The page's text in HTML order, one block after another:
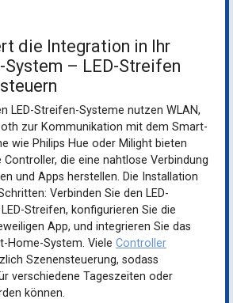
die Integration in Ihr
– LED-Streifen
LED-Streifen-Systeme nutzen WLAN,
zur Kommunikation mit dem Smart-
wie Philips Hue oder Milight bieten
die eine nahtlose Verbindung
und Apps herstellen. Die Installation
Verbinden Sie den LED-
Streifen, konfigurieren Sie die
App, und integrieren Sie das
Home-System. Viele Controller
Szenensteuerung, sodass
verschiedene Tageszeiten oder
können.